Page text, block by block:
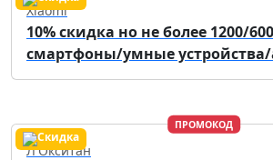
Xiaomi
10% скидка но не более 1200/
смартфоны/умные устройства/
ПРОМОКОД
Л'Окситан